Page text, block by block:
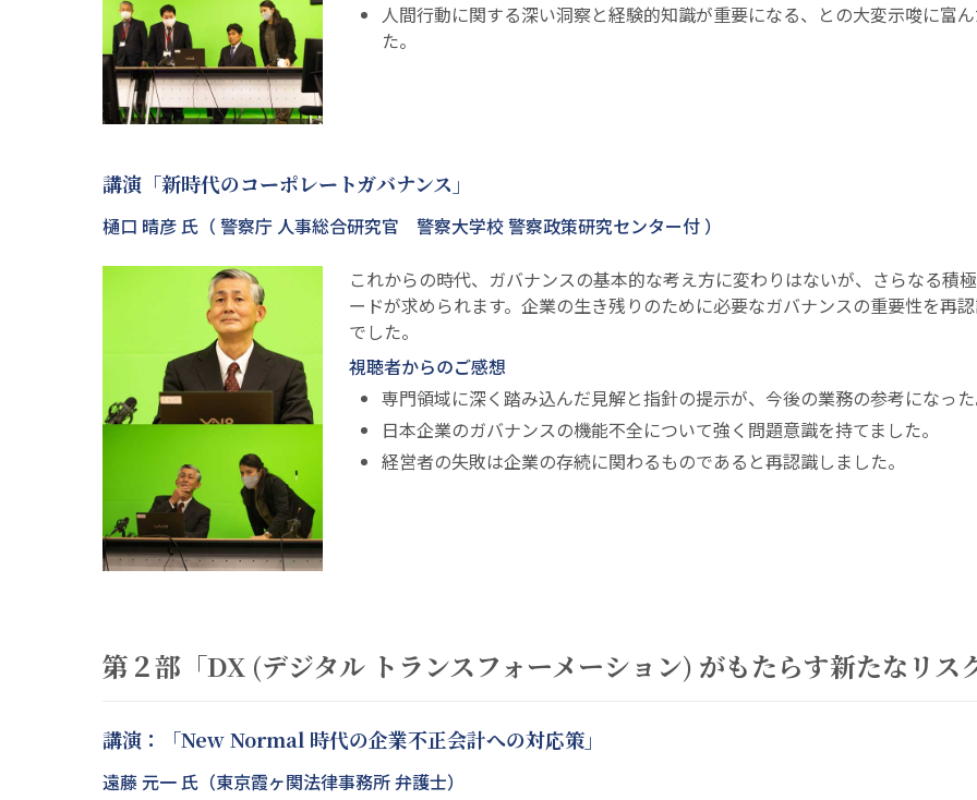
人間行動に関する深い洞察と経験的知識が重要になる、との大変示唆に富
た。
講演「新時代のコーポレートガバナンス」
樋口 晴彦 氏（ 警察庁 人事総合研究官 警察大学校 警察政策研究センター付 ）
これからの時代、ガバナンスの基本的な考え方に変わりはないが、さらなる積
ードが求められます。企業の生き残りのために必要なガバナンスの重要性を再
でした。
視聴者からのご感想
専門領域に深く踏み込んだ見解と指針の提示が、今後の業務の参考になっ
日本企業のガバナンスの機能不全について強く問題意識を持てました。
経営者の失敗は企業の存続に関わるものであると再認識しました。
第２部「DX (デジタル トランスフォーメーション) がもたらす新たなリス
講演：「New Normal 時代の企業不正会計への対応策」
遠藤 元一 氏（東京霞ヶ関法律事務所 弁護士）